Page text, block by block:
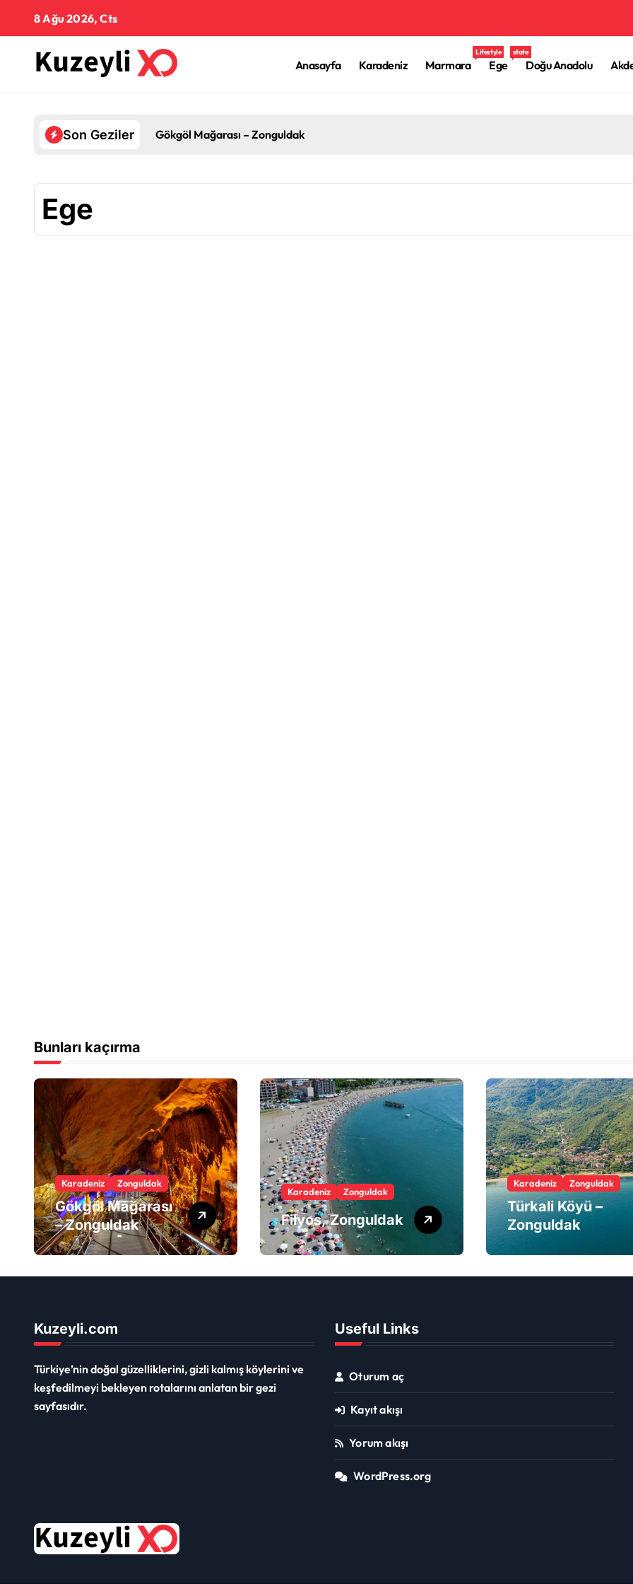
8 Ağu 2026, Cts
Anasayfa Karadeniz Marmara
Lifestyle
Ege
state
Doğu Anadolu
Son Geziler Gökgöl Mağarası – Zonguldak
Ege
Bunları kaçırma
Karadeniz Zonguldak
Gökgöl Mağarası
– Zonguldak
Karadeniz Zonguldak
Filyos, Zonguldak
Karadeniz Zonguldak
Türkali Köyü –
Zonguldak
Kuzeyli.com
Türkiye’nin doğal güzelliklerini, gizli kalmış köylerini ve
keşfedilmeyi bekleyen rotalarını anlatan bir gezi
sayfasıdır.
Useful Links
Oturum aç
Kayıt akışı
Yorum akışı
WordPress.org